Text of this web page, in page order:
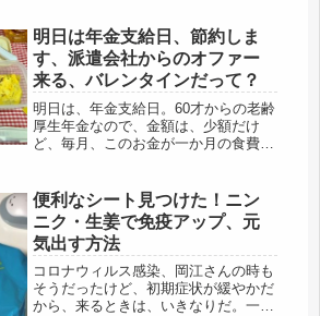
な？シフト減らしについても、有給届
を提出する際に、相談してきました。
で・・...
明日は年金支給日、節約しま
す、派遣会社からのオファー
来る、バレンタインだって？
明日は、年金支給日。60才からの老齢
厚生年金なので、金額は、少額だけ
ど、毎月、このお金が一か月の食費、
で、あと1年余り。よっぽど節約しな
いと、生活、成り立たないです。先月
のカ...
便利なシート見つけた！ニン
ニク・生姜で免疫アップ、元
気出す方法
コロナウィルス感染、岡江さんの時も
そうだったけど、初期症状が緩やかだ
から、来るときは、いきなりだ。一瞬